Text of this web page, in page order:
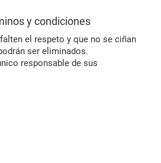
y condiciones
el respeto y que no se ciñan
ser eliminados.
responsable de sus